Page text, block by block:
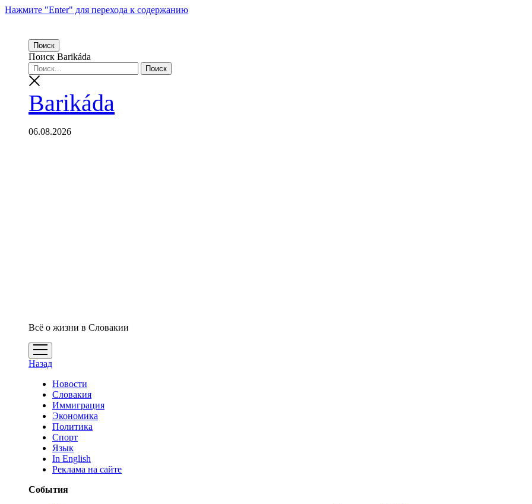
Нажмите "Enter" для перехода к содержанию
Поиск
Поиск Barikáda
Barikáda
06.08.2026
Всё о жизни в Словакии
открыть
меню
Назад
Новости
Словакия
Иммиграция
Экономика
Политика
Спорт
Язык
In English
Реклама на сайте
События